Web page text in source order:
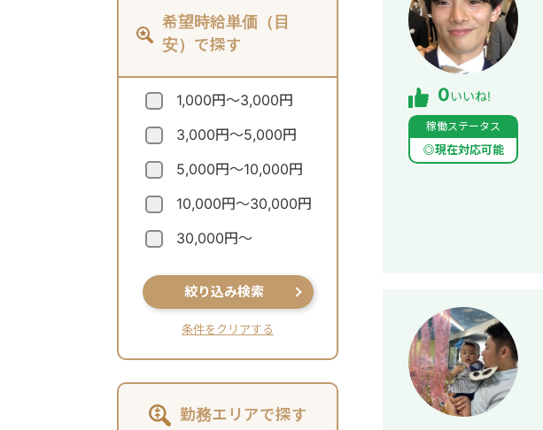
希望時給単価（目
安）で探す
1,000円～3,000円
3,000円～5,000円
5,000円～10,000円
10,000円～30,000円
30,000円～
絞り込み検索
条件をクリアする
勤務エリアで探す
0いいね!
稼働ステータス
◎現在対応可能